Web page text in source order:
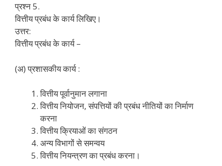
प्रश्न 5.
वित्तीय प्रबंध के कार्य लिखिए।
उत्तर:
वित्तीय प्रबंध के कार्य –
(अ) प्रशासकीय कार्य :
वित्तीय पूर्वानुमान लगाना
वित्तीय नियोजन, संपत्तियों की प्रबंध नीतियों का निर्माण
करना
वित्तीय क्रियाओं का संगठन
अन्य विभागों से समन्वय
वित्तीय नियन्त्रण का प्रबंध करना।